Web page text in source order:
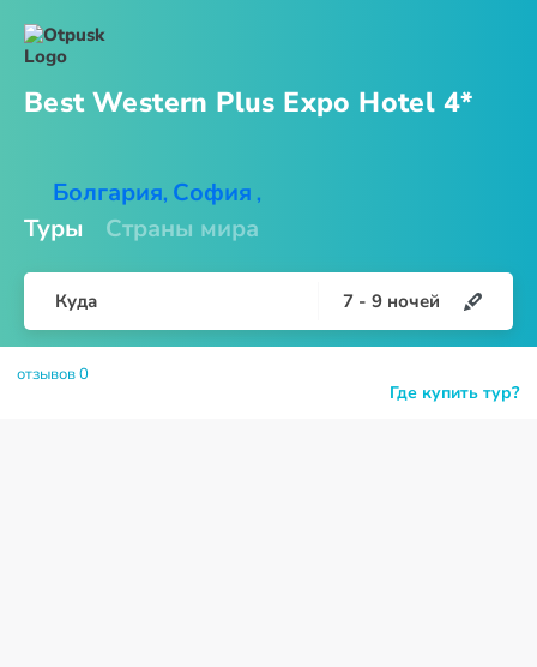
Best Western Plus Expo Hotel 4*
Болгария, София ,
Туры Страны мира
Куда 7 - 9 ночей
Где купить тур?
отзывов 0